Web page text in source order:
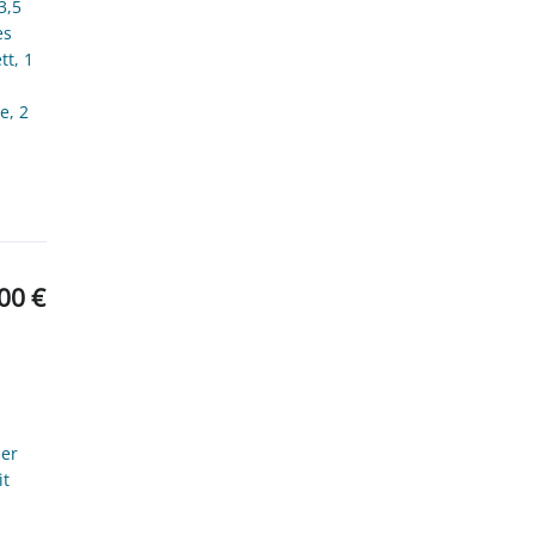
1
2
€